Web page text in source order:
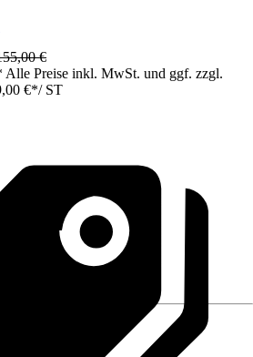
€
Preise inkl. MwSt. und ggf. zzgl.
€*/ ST